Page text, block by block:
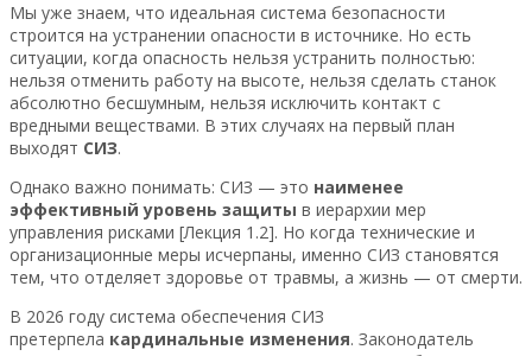
Мы уже знаем, что идеальная система безопасности
строится на устранении опасности в источнике. Но есть
ситуации, когда опасность нельзя устранить полностью:
нельзя отменить работу на высоте, нельзя сделать станок
абсолютно бесшумным, нельзя исключить контакт с
вредными веществами. В этих случаях на первый план
выходят СИЗ.
Однако важно понимать: СИЗ — это наименее
эффективный уровень защиты в иерархии мер
управления рисками [Лекция 1.2]. Но когда технические и
организационные меры исчерпаны, именно СИЗ становятся
тем, что отделяет здоровье от травмы, а жизнь — от смерти.
В 2026 году система обеспечения СИЗ
претерпела кардинальные изменения. Законодатель